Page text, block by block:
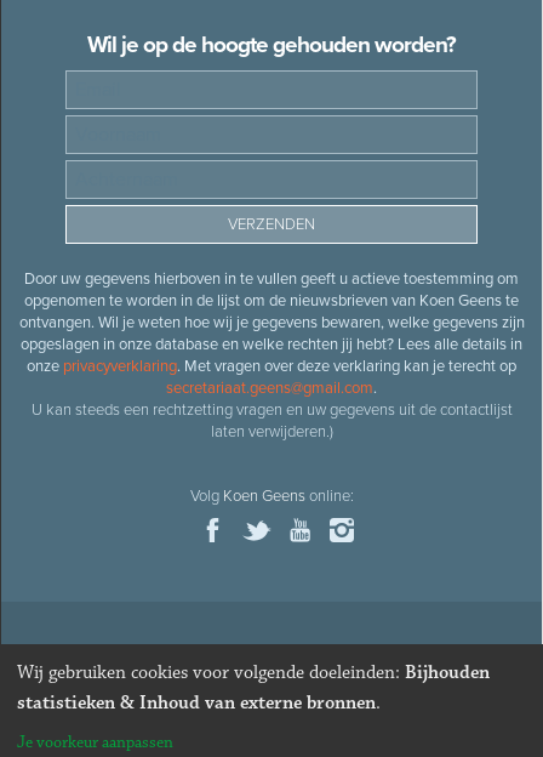
Wil je op de hoogte gehouden worden?
Door uw gegevens hierboven in te vullen geeft u actieve toestemming om
opgenomen te worden in de lijst om de nieuwsbrieven van Koen Geens te
ontvangen. Wil je weten hoe wij je gegevens bewaren, welke gegevens zijn
opgeslagen in onze database en welke rechten jij hebt? Lees alle details in
onze privacyverklaring. Met vragen over deze verklaring kan je terecht op
secretariaat.geens@gmail.com.
U kan steeds een rechtzetting vragen en uw gegevens uit de contactlijst
laten verwijderen.)
Volg Koen Geensonline:
© 2026Oud-minister en ere-volksvertegenwoordiger Koen
· Alle rechten voorbehouden · Cookies wijzigen
Webdesign&website ontwikkelingdoor Zenjoy in Leuven
Wij gebruiken cookies voor volgende doeleinden: Bijhouden
statistieken & Inhoud van externe bronnen.
Je voorkeur aanpassen